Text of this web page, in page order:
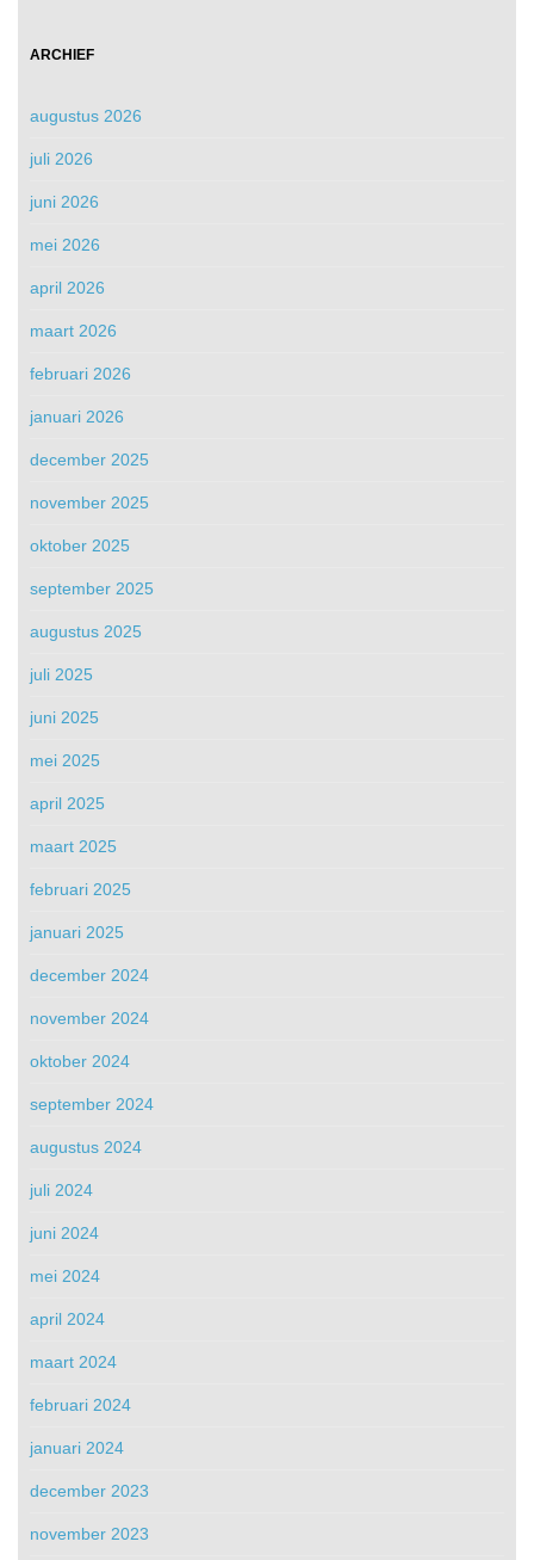
ARCHIEF
augustus 2026
juli 2026
juni 2026
mei 2026
april 2026
maart 2026
februari 2026
januari 2026
december 2025
november 2025
oktober 2025
september 2025
augustus 2025
juli 2025
juni 2025
mei 2025
april 2025
maart 2025
februari 2025
januari 2025
december 2024
november 2024
oktober 2024
september 2024
augustus 2024
juli 2024
juni 2024
mei 2024
april 2024
maart 2024
februari 2024
januari 2024
december 2023
november 2023